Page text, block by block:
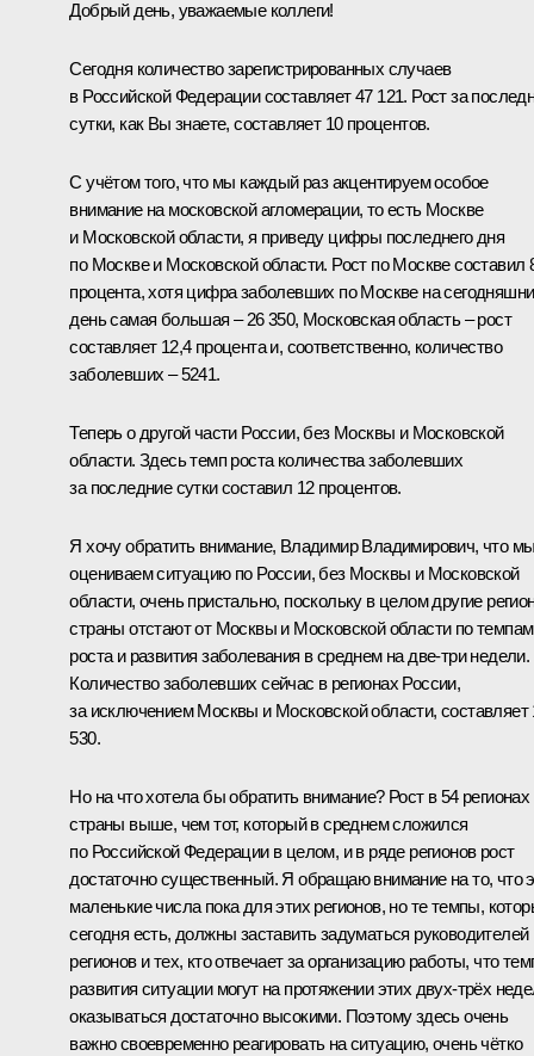
Добрый день, уважаемые коллеги!
Сегодня количество зарегистрированных случаев
в Российской Федерации составляет 47 121. Рост за
сутки, как Вы знаете, составляет 10 процентов.
С учётом того, что мы каждый раз акцентируем особое
внимание на московской агломерации, то есть Москве
и Московской области, я приведу цифры последнего дня
по Москве и Московской области. Рост по Москве составил
процента, хотя цифра заболевших по Москве на
день самая большая – 26 350, Московская область – рост
составляет 12,4 процента и, соответственно, количество
заболевших – 5241.
Теперь о другой части России, без Москвы и Московской
области. Здесь темп роста количества заболевших
за последние сутки составил 12 процентов.
Я хочу обратить внимание, Владимир Владимирович, что
оцениваем ситуацию по России, без Москвы и Московской
области, очень пристально, поскольку в целом другие
страны отстают от Москвы и Московской области по темпам
роста и развития заболевания в среднем на две-три недели.
Количество заболевших сейчас в регионах России,
за исключением Москвы и Московской области, составляет
530.
Но на что хотела бы обратить внимание? Рост в 54 регионах
страны выше, чем тот, который в среднем сложился
по Российской Федерации в целом, и в ряде регионов рост
достаточно существенный. Я обращаю внимание на то, что
маленькие числа пока для этих регионов, но те темпы,
сегодня есть, должны заставить задуматься руководителей
регионов и тех, кто отвечает за организацию работы, что
развития ситуации могут на протяжении этих двух-трёх
оказываться достаточно высокими. Поэтому здесь очень
важно своевременно реагировать на ситуацию, очень чётко